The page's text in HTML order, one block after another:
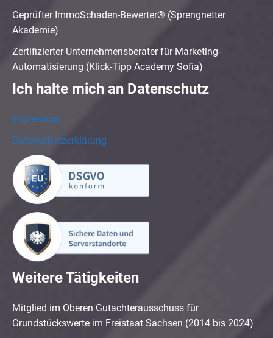
Geprüfter ImmoSchaden-Bewerter® (Sprengnetter
Akademie)
Zertifizierter Unternehmensberater für Marketing-
Automatisierung (Klick-Tipp Academy Sofia)
Ich halte mich an Datenschutz
Impressum
Datenschutzerklärung
Weitere Tätigkeiten
Mitglied im Oberen Gutachterausschuss für
Grundstückswerte im Freistaat Sachsen (2014 bis 2024)